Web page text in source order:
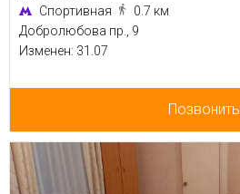
Спортивная
0.7 км
Добролюбова пр., 9
Изменен: 31.07
Позвонить